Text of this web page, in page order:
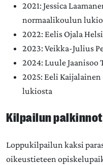
2021: Jessica
normaalikoulun
2022: Eelis Ojala
2023: Veikka-Julius
2024: Luule Jaanisoo
2025: Eeli
lukiosta
Kilpailun palkinnot
Loppukilpailun kaksi
oikeustieteen